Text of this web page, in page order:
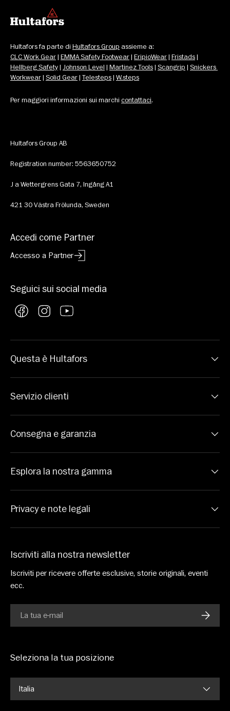
Hultafors fa parte di Hultafors Group assieme a:
CLC Work Gear | EMMA Safety Footwear | EripioWear | Fristads
Hellberg Safety | Johnson Level | Martinez Tools | Scangrip | Snickers
Workwear | Solid Gear | Telesteps | W.steps
Per maggiori informazioni sui marchi contattaci.
Hultafors Group AB
Registration number: 5563650752
J a Wettergrens Gata 7, Ingång A1
421 30 Västra Frölunda, Sweden
Accedi come Partner
Accesso a Partner
Seguici sui social media
FacebookInstagramYouTube
Questa è Hultafors
Servizio clienti
Consegna e garanzia
Esplora la nostra gamma
Privacy e note legali
Iscriviti alla nostra newsletter
Iscriviti per ricevere offerte esclusive, storie originali, eventi
ecc.
E-mail
Seleziona la tua posizione
Italia